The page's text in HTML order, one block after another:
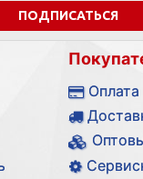
ПОДПИСАТЬСЯ
Оплата